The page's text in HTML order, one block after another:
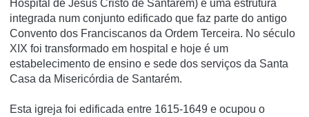
Hospital de Jesus Cristo de Santarém) é uma estrutura
integrada num conjunto edificado que faz parte do antigo
Convento dos Franciscanos da Ordem Terceira. No século
XIX foi transformado em hospital e hoje é um
estabelecimento de ensino e sede dos serviços da Santa
Casa da Misericórdia de Santarém.
Esta igreja foi edificada entre 1615-1649 e ocupou o